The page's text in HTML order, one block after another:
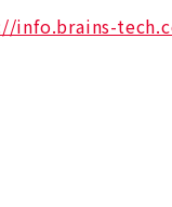
info.brains-